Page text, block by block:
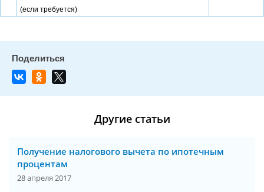
(если требуется)
Другие статьи
Получение налогового вычета по ипотечным
процентам
28 апреля 2017